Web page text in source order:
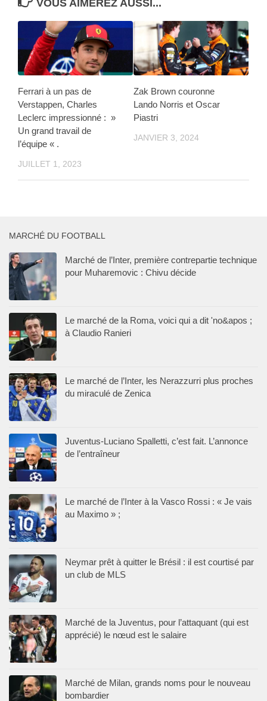
VOUS AIMEREZ AUSSI...
Ferrari à un pas de
Verstappen, Charles
Leclerc impressionné : »
Un grand travail de
l’équipe « .
JUILLET 1, 2023
Zak Brown couronne
Lando Norris et Oscar
Piastri
JANVIER 3, 2024
MARCHÉ DU FOOTBALL
Marché de l’Inter, première contrepartie technique
pour Muharemovic : Chivu décide
Le marché de la Roma, voici qui a dit 'no&apos ;
à Claudio Ranieri
Le marché de l’Inter, les Nerazzurri plus proches
du miraculé de Zenica
Juventus-Luciano Spalletti, c’est fait. L’annonce
de l’entraîneur
Le marché de l’Inter à la Vasco Rossi : « Je vais
au Maximo » ;
Neymar prêt à quitter le Brésil : il est courtisé par
un club de MLS
Marché de la Juventus, pour l’attaquant (qui est
apprécié) le nœud est le salaire
Marché de Milan, grands noms pour le nouveau
bombardier